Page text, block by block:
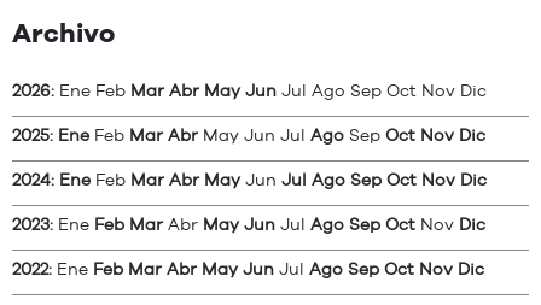
Archivo
2026: Ene Feb Mar Abr May Jun Jul Ago Sep Oct Nov Dic
2025: Ene Feb Mar Abr May Jun Jul Ago Sep Oct Nov Dic
2024: Ene Feb Mar Abr May Jun Jul Ago Sep Oct Nov Dic
2023: Ene Feb Mar Abr May Jun Jul Ago Sep Oct Nov Dic
2022: Ene Feb Mar Abr May Jun Jul Ago Sep Oct Nov Dic